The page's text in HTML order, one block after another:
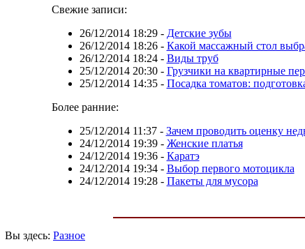
Свежие записи:
26/12/2014 18:29- Детские зубы
26/12/2014 18:26- Какой массажный стол
26/12/2014 18:24- Виды труб
25/12/2014 20:30- Грузчики на квартирные
25/12/2014 14:35- Посадка томатов:
Более ранние:
25/12/2014 11:37- Зачем проводить оценку
24/12/2014 19:39- Женские платья
24/12/2014 19:36- Каратэ
24/12/2014 19:34- Выбор первого мотоцикла
24/12/2014 19:28- Пакеты для мусора
Вы здесь: Разное